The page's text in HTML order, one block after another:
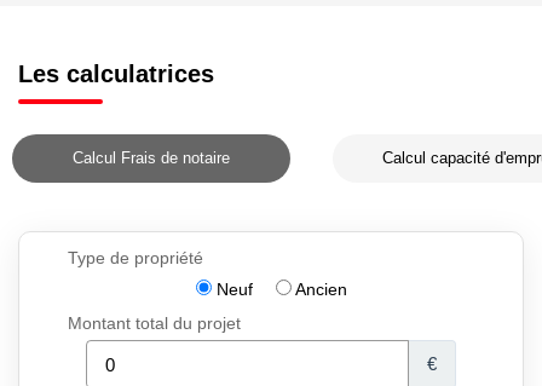
Les calculatrices
Calcul Frais de notaire Calcul capacité